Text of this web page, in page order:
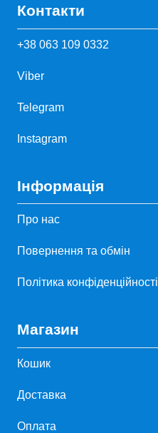
Контакти
+38 063 109 0332
Viber
Telegram
Instagram
Інформація
Про нас
Повернення та обмін
Політика конфіденційності
Магазин
Кошик
Доставка
Оплата